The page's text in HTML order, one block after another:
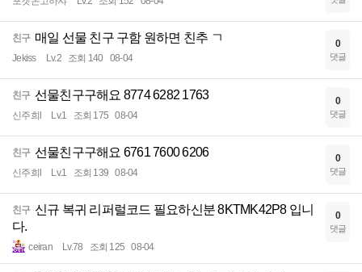
친구 매일 선물 친구 구함 원하면 친추 ㄱ
Jekiss Lv.2 조회 140 08-04
0
댓글
친구 선물친구구해요 8774 6282 1763
신주희l Lv.1 조회 175 08-04
0
댓글
친구 선물친구구해요 6761 7600 6206
신주희l Lv.1 조회 139 08-04
0
댓글
친구 신규 복귀 리퍼럴코드 필요하신분 8KTMK42P8 입니
다.
ceiran Lv.78 조회 125 08-04
0
댓글